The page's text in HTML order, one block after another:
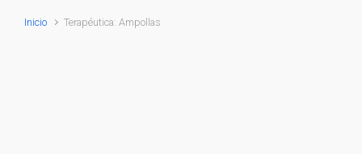
Inicio Terapéutica: Ampollas